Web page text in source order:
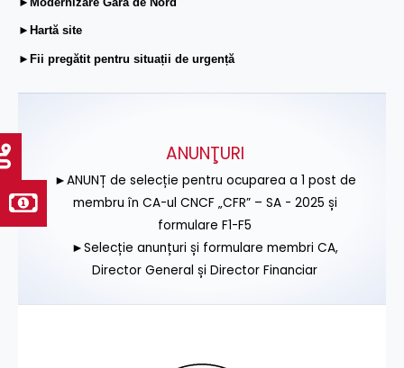
►Hartă site
►Fii pregătit pentru situații de urgență
ANUNŢURI
►ANUNȚ de selecție pentru ocuparea a 1 post de
membru în CA-ul CNCF „CFR” – SA - 2025 și
formulare F1-F5
►Selecție anunțuri și formulare membri CA,
Director General și Director Financiar